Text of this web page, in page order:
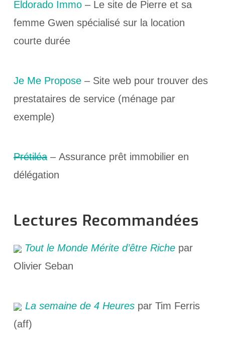
Eldorado Immo – Le site de Pierre et sa
femme Gwen spécialisé sur la location
courte durée
Je Me Propose– Site web pour trouver des
prestataires de service (ménage par
exemple)
Prétiléa– Assurance prêt immobilier en
délégation
Lectures Recommandées
Tout le Monde Mérite d’être Richepar
Olivier Seban
La semaine de 4 Heures par Tim Ferris
(aff)